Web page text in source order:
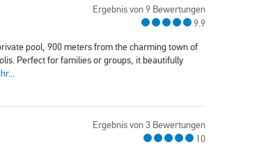
Ergebnis von 9 Bewertungen
9.9
pool, 900 meters from the charming town of
Perfect for families or groups, it beautifully
Ergebnis von 3 Bewertungen
10